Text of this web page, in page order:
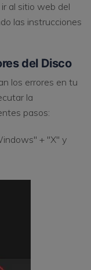
al sitio web del
las instrucciones
del Disco
los errores en tu
la
pasos:
+ "X" y